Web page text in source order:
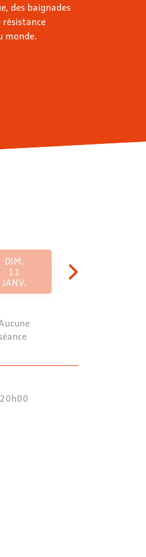
des baignades
monde.
DIM.
11
JANV.
20h00